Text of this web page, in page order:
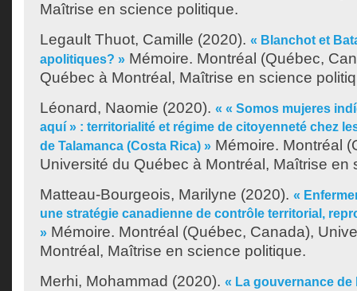
Maîtrise en science politique.
Legault Thuot, Camille (2020). « Blanchot et
apolitiques? » Mémoire. Montréal (Québec,
Québec à Montréal, Maîtrise en science
Léonard, Naomie (2020). « « Somos mujeres
aquí » : territorialité et régime de citoyenneté chez
de Talamanca (Costa Rica) » Mémoire. Montréal
Université du Québec à Montréal, Maîtrise en
Matteau-Bourgeois, Marilyne (2020). «
une stratégie canadienne de contrôle territorial,
» Mémoire. Montréal (Québec, Canada),
Montréal, Maîtrise en science politique.
Merhi, Mohammad (2020). « La gouvernance